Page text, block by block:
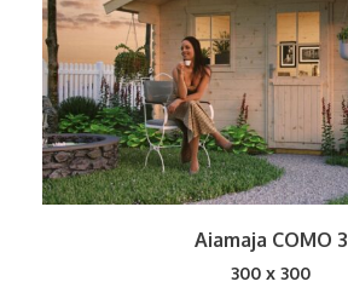
Aiamaja COMO 3
300 x 300